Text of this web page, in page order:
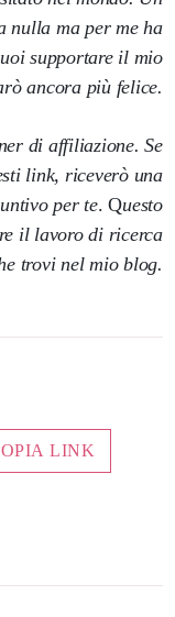
nulla ma per me ha
supportare il mio
ancora più felice.
di affiliazione. Se
link, riceverò una
per te. Questo
il lavoro di ricerca
trovi nel mio blog.
LINK